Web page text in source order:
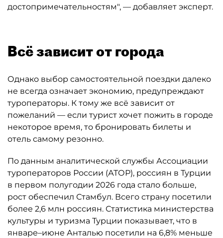
достопримечательностям", — добавляет эксперт.
Всё зависит от города
Однако выбор самостоятельной поездки далеко
не всегда означает экономию, предупреждают
туроператоры. К тому же всё зависит от
пожеланий — если турист хочет пожить в городе
некоторое время, то бронировать билеты и
отель самому резонно.
По данным аналитической службы Ассоциации
туроператоров России (АТОР), россиян в Турции
в первом полугодии 2026 года стало больше,
рост обеспечил Стамбул. Всего страну посетили
более 2,6 млн россиян. Статистика министерства
культуры и туризма Турции показывает, что в
январе–июне Анталью посетили на 6,8% меньше